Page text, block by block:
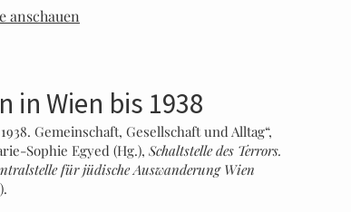
anschauen
in Wien bis 1938
Gemeinschaft, Gesellschaft und Alltag“,
Sophie Egyed (Hg.), Schaltstelle des Terrors.
für jüdische Auswanderung Wien